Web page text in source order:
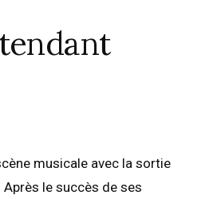
musicale avec la sortie
Après le succès de ses